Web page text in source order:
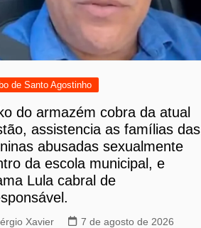
de Santo Agostinho
do armazém cobra da atual
assistencia as famílias das
abusadas sexualmente
da escola municipal, e
Lula cabral de
Xavier
7 de agosto de 2026